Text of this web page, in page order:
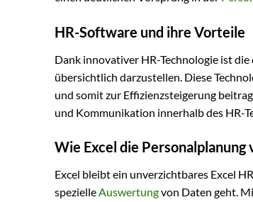
HR-Software und ihre Vorteile
Dank innovativer HR-Technologie ist
übersichtlich darzustellen. Diese
und somit zur Effizienzsteigerung
und Kommunikation innerhalb des HR-
Wie Excel die
Excel bleibt ein unverzichtbares Excel
spezielleAuswertungvon Daten geht.